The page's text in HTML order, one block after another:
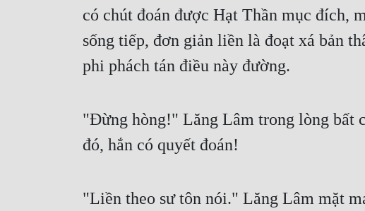
có chút đoán được Hạt Thần mục đích,
sống tiếp, đơn giản liền là đoạt xá bản
phi phách tán điều này đường.
"Đừng hòng!" Lăng Lâm trong lòng bất
đó, hắn có quyết đoán!
"Liền theo sư tôn nói." Lăng Lâm mặt